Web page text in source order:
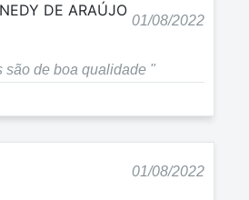
DE ARAÚJO
01/08/2022
são de boa qualidade "
01/08/2022